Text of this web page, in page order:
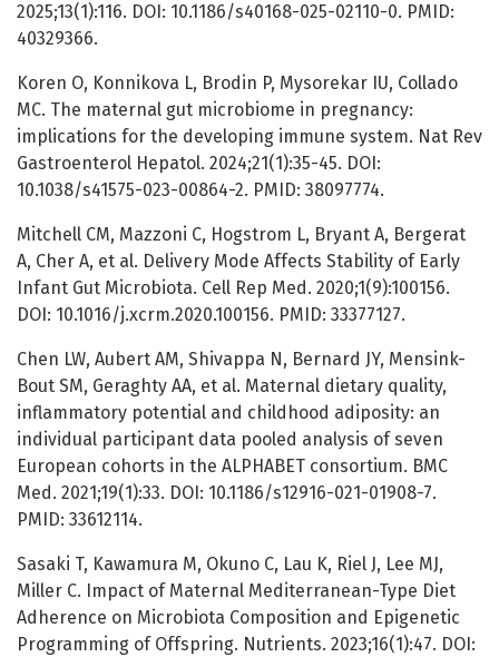
2025;13(1):116. DOI: 10.1186/s40168-025-02110-0. PMID:
40329366.
Koren O, Konnikova L, Brodin P, Mysorekar IU, Collado
MC. The maternal gut microbiome in pregnancy:
implications for the developing immune system. Nat Rev
Gastroenterol Hepatol. 2024;21(1):35-45. DOI:
10.1038/s41575-023-00864-2. PMID: 38097774.
Mitchell CM, Mazzoni C, Hogstrom L, Bryant A, Bergerat
A, Cher A, et al. Delivery Mode Affects Stability of Early
Infant Gut Microbiota. Cell Rep Med. 2020;1(9):100156.
DOI: 10.1016/j.xcrm.2020.100156. PMID: 33377127.
Chen LW, Aubert AM, Shivappa N, Bernard JY, Mensink-
Bout SM, Geraghty AA, et al. Maternal dietary quality,
inflammatory potential and childhood adiposity: an
individual participant data pooled analysis of seven
European cohorts in the ALPHABET consortium. BMC
Med. 2021;19(1):33. DOI: 10.1186/s12916-021-01908-7.
PMID: 33612114.
Sasaki T, Kawamura M, Okuno C, Lau K, Riel J, Lee MJ,
Miller C. Impact of Maternal Mediterranean-Type Diet
Adherence on Microbiota Composition and Epigenetic
Programming of Offspring. Nutrients. 2023;16(1):47. DOI: